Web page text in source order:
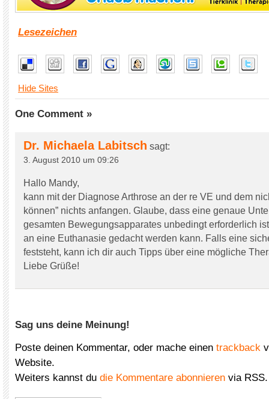
Lesezeichen
Hide Sites
One Comment »
Dr. Michaela Labitsch sagt:
3. August 2010 um 09:26
Hallo Mandy,
kann mit der Diagnose Arthrose an der re VE und dem
können” nichts anfangen. Glaube, dass eine genaue
gesamten Bewegungsapparates unbedingt erforderlich
an eine Euthanasie gedacht werden kann. Falls eine
feststeht, kann ich dir auch Tipps über eine mögliche
Liebe Grüße!
Sag uns deine Meinung!
Poste deinen Kommentar, oder mache einen trackback
Website.
Weiters kannst du die Kommentare abonnieren via RSS.